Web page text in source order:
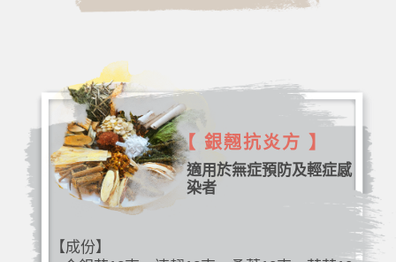
【 銀翹抗炎方 】
適用於無症預防及輕症感
染者
【成份】